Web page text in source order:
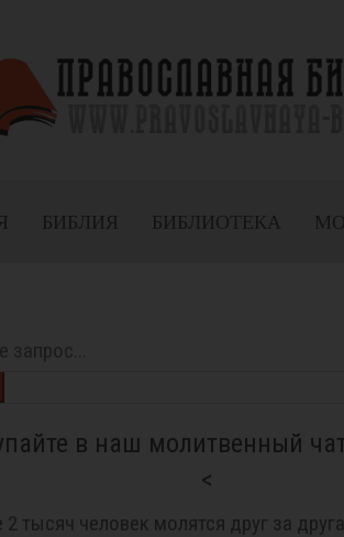
БИБЛИЯ БИБЛИОТЕКА
в наш молитвенный
<
2 тысяч человек молятся друг за